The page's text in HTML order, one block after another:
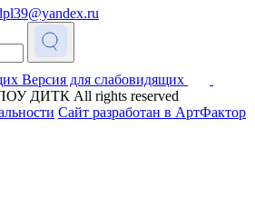
Версия для слабовидящих
ДИТК All rights reserved
Сайт разработан в АртФактор